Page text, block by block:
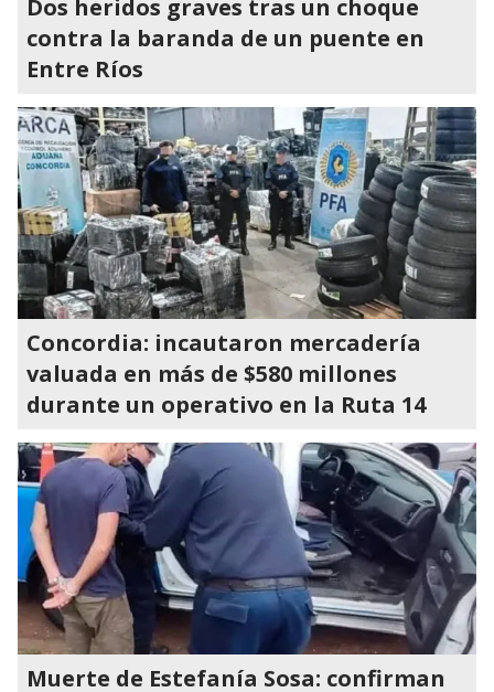
Dos heridos graves tras un choque
contra la baranda de un puente en
Entre Ríos
Concordia: incautaron mercadería
valuada en más de $580 millones
durante un operativo en la Ruta 14
Muerte de Estefanía Sosa: confirman